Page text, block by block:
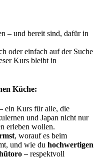
– und bereit sind, dafür in
oder einfach auf der Suche
Kurs bleibt in
Küche:
ein Kurs für alle, die
und Japan nicht nur
erleben wollen.
, worauf es beim
und wie du hochwertigen
–respektvoll